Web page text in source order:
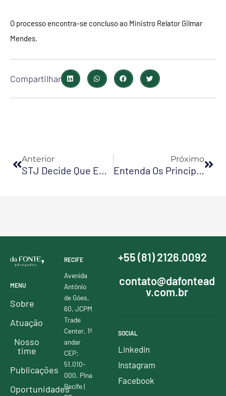
O processo encontra-se concluso ao Ministro Relator Gilmar
Mendes.
Compartilhar
Anterior
STJ Decide Que Empresas Com Frota Própria Podem Recuperar ICMS Sobre Combustíveis E Peças
Próximo
Entenda Os Principais Pontos Da Agenda Regulatória E Do Mapa De Temas Prioritários Da ANPD
MENU
Sobre
Atuação
Nosso
time
Publicações
Oportunidades
RECIFE
Avenida
Antônio
de Góes,
60, JCPM
Trade
Center, 1º
andar
CEP:
51.010-
000, Pina
Recife |
+55 (81) 2126.0092
contato@dafontead
v.com.br
SOCIAL
Linkedin
Instagram
Facebook